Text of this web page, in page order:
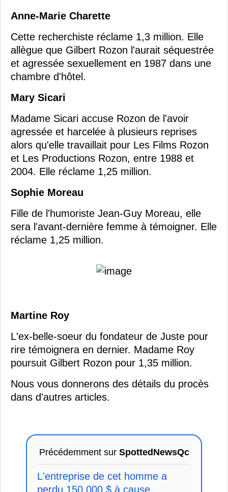
Anne-Marie Charette
Cette recherchiste réclame 1,3 million. Elle
allègue que Gilbert Rozon l'aurait séquestrée
et agressée sexuellement en 1987 dans une
chambre d'hôtel.
Mary Sicari
Madame Sicari accuse Rozon de l'avoir
agressée et harcelée à plusieurs reprises
alors qu'elle travaillait pour Les Films Rozon
et Les Productions Rozon, entre 1988 et
2004. Elle réclame 1,25 million.
Sophie Moreau
Fille de l'humoriste Jean-Guy Moreau, elle
sera l'avant-dernière femme à témoigner. Elle
réclame 1,25 million.
Martine Roy
L'ex-belle-soeur du fondateur de Juste pour
rire témoignera en dernier. Madame Roy
poursuit Gilbert Rozon pour 1,35 million.
Nous vous donnerons des détails du procès
dans d'autres articles.
Précédemment sur SpottedNewsQc
L'entreprise de cet homme a
perdu 150 000 $ à cause